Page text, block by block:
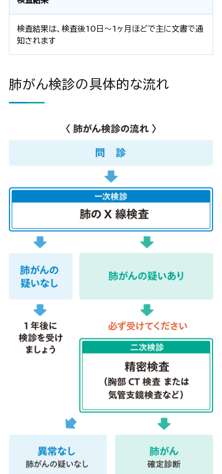
検査結果は、検査後10日～1ヶ月ほどで主に文書で通
知されます
肺がん検診の具体的な流れ